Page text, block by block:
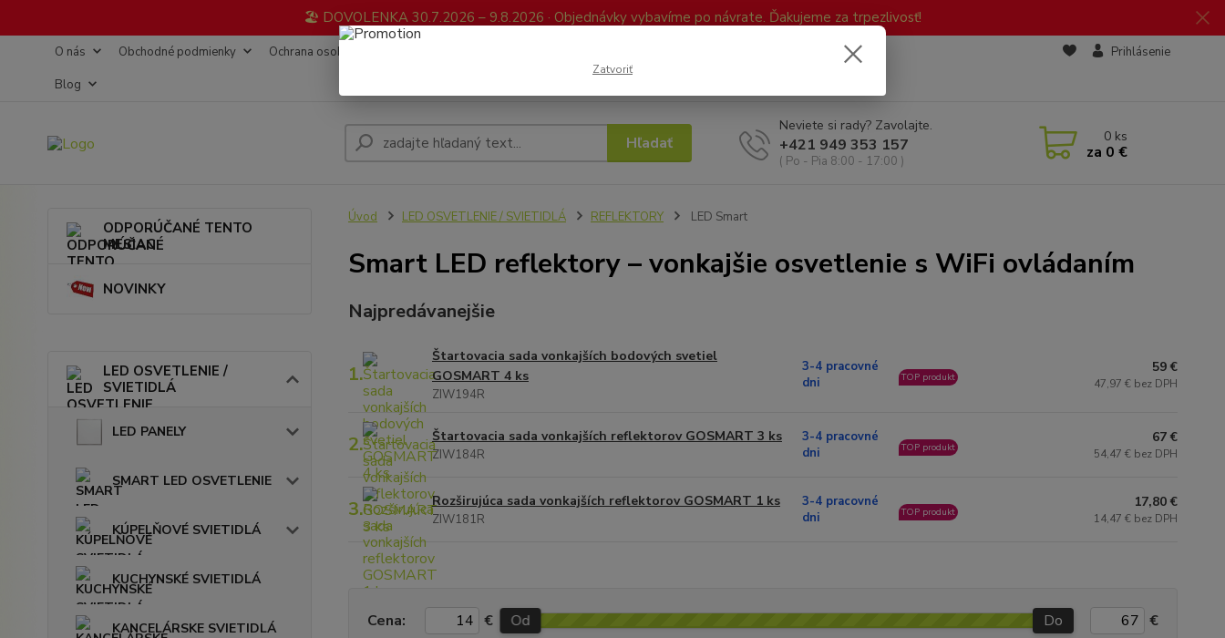
🏖️ DOVOLENKA 30.7.2026 – 9.8.2026 · Objednávky vybavíme po návrate. Ďakujeme za trpezlivosť!
O nás Obchodné podmienky Ochrana osobných údajov
Blog
Prihlásenie
Hľadať
Neviete si rady? Zavolajte.
+421 949 353 157
( Po - Pia 8:00 - 17:00 )
0 ks
za 0 €
ODPORÚČANÉ TENTO
MESIAC
NOVINKY
LED OSVETLENIE /
SVIETIDLÁ
LED PANELY
SMART LED OSVETLENIE
KÚPELŇOVÉ SVIETIDLÁ
KUCHYNSKÉ SVIETIDLÁ
KANCELÁRSKE SVIETIDLÁ
Úvod LED OSVETLENIE / SVIETIDLÁ REFLEKTORY LED Smart
Smart LED reflektory – vonkajšie osvetlenie s WiFi ovládaním
Najpredávanejšie
1.
Štartovacia sada vonkajších bodových svetiel
GOSMART 4 ks
ZIW194R
3-4 pracovné
dni
TOP produkt
59 €
47,97 € bez DPH
2. Štartovacia sada vonkajších reflektorov GOSMART 3 ks
ZIW184R
3-4 pracovné
dni
TOP produkt
67 €
54,47 € bez DPH
3. Rozširujúca sada vonkajších reflektorov GOSMART 1 ks
ZIW181R
3-4 pracovné
dni
TOP produkt
17,80 €
14,47 € bez DPH
Cena: € Od Do €
Zatvoriť